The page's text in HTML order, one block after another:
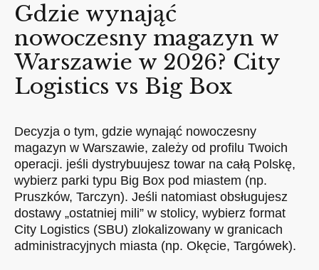
Gdzie wynająć
nowoczesny magazyn w
Warszawie w 2026? City
Logistics vs Big Box
Decyzja o tym, gdzie wynająć nowoczesny
magazyn w Warszawie, zależy od profilu Twoich
operacji. jeśli dystrybuujesz towar na całą Polskę,
wybierz parki typu Big Box pod miastem (np.
Pruszków, Tarczyn). Jeśli natomiast obsługujesz
dostawy „ostatniej mili” w stolicy, wybierz format
City Logistics (SBU) zlokalizowany w granicach
administracyjnych miasta (np. Okęcie, Targówek).